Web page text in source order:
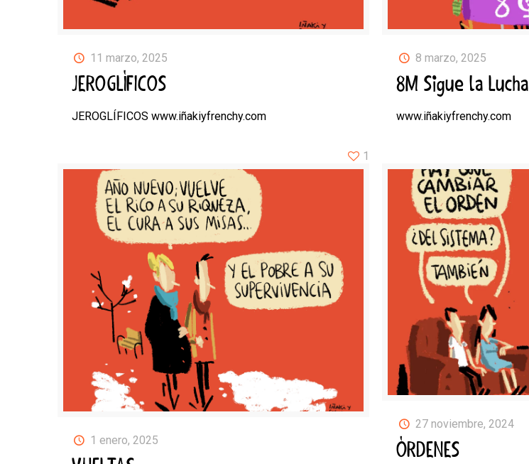
11 marzo, 2025
JEROGLÍFICOS
JEROGLÍFICOS www.iñakiyfrenchy.com
8 marzo, 2025
8M Sigue la Lucha
www.iñakiyfrenchy.com
1 enero, 2025
1
27 noviembre, 2024
ÓRDENES